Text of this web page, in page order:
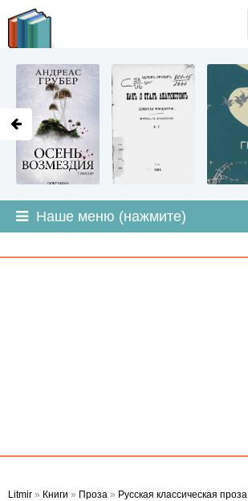
Наше меню (нажмите)
Litmir » Книги » Проза » Русская классическая проза
LITMIR.ORG